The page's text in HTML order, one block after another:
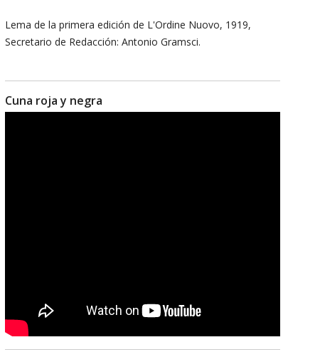
Lema de la primera edición de L'Ordine Nuovo, 1919,
Secretario de Redacción: Antonio Gramsci.
Cuna roja y negra